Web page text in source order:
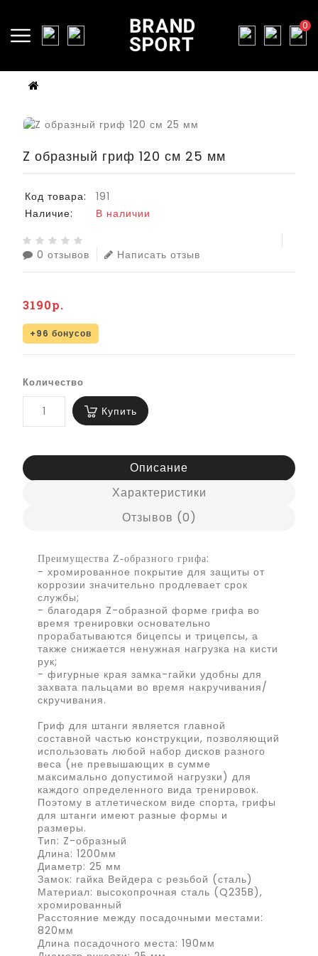
0
Z образный гриф 120 см 25 мм
Код товара:
191
Наличие:
В наличии
0 отзывов Написать отзыв
3190р.
+96 бонусов
Количество
Купить
Описание
Характеристики
Отзывов (0)
Преимущества Z-образного грифа:
- хромированное покрытие для защиты от
коррозии значительно продлевает срок
службы;
- благодаря Z-образной форме грифа во
время тренировки основательно
прорабатываются бицепсы и трицепсы, а
также снижается ненужная нагрузка на кисти
рук;
- фигурные края замка-гайки удобны для
захвата пальцами во время накручивания/
скручивания.
Гриф для штанги является главной
составной частью конструкции, позволяющий
использовать любой набор дисков разного
веса (не превышающих в сумме
максимально допустимой нагрузки) для
каждого определенного вида тренировок.
Поэтому в атлетическом виде спорта, грифы
для штанги имеют разные формы и
Тип: Z-образный
Длина: 1200мм
Диаметр: 25 мм
Замок: гайка Вейдера с резьбой (сталь)
Материал: высокопрочная сталь (Q235B),
хромированный
Расстояние между посадочными местами:
820мм
Длина посадочного места: 190мм